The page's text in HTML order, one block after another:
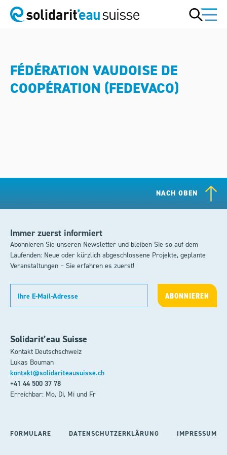
FÉDÉRATION VAUDOISE DE
COOPÉRATION (FEDEVACO)
NACH OBEN
Solidarit’eau Suisse
Kontakt Deutschschweiz
Lukas Bouman
Erreichbar: Mo, Di, Mi und Fr
+41 44 500 37 78
kontakt@solidariteausuisse.ch
Immer zuerst informiert
Abonnieren Sie unseren Newsletter und bleiben Sie so auf dem
Laufenden: Neue oder kürzlich abgeschlossene Projekte, geplante
Veranstaltungen – Sie erfahren es zuerst!
FORMULARE DATENSCHUTZERKLÄRUNG IMPRESSUM